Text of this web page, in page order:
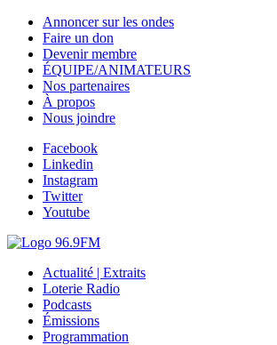
Annoncer sur les ondes
Faire un don
Devenir membre
ÉQUIPE/ANIMATEURS
Nos partenaires
À propos
Nous joindre
Facebook
Linkedin
Instagram
Twitter
Youtube
Actualité | Extraits
Loterie Radio
Podcasts
Émissions
Programmation